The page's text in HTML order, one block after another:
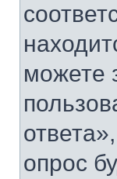
можете
опрос